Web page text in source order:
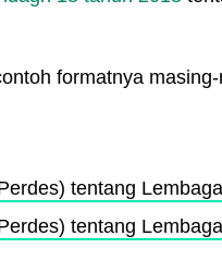
formatnya
tentang
tentang